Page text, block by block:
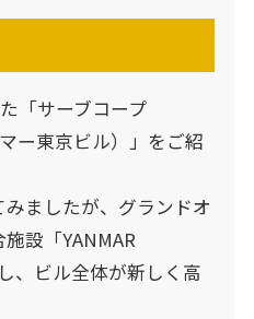
「サーブコープ
ー東京ビル）」をご紹
ましたが、グランドオ
設「YANMAR
、ビル全体が新しく高